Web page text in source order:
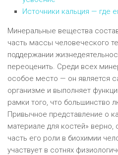
Источники кальция — где
Минеральные вещества
часть массы человеческого
поддержании
переоценить. Среди всех
особое место — он является
организме и выполняет
рамки того, что большинство
Привычное представление о
материале для костей» верно,
часть его роли в биохимии
участвует в сотнях